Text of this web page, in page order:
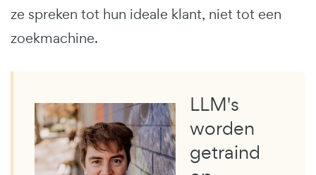
ze spreken tot hun ideale klant, niet tot een
zoekmachine.
LLM's
worden
getraind